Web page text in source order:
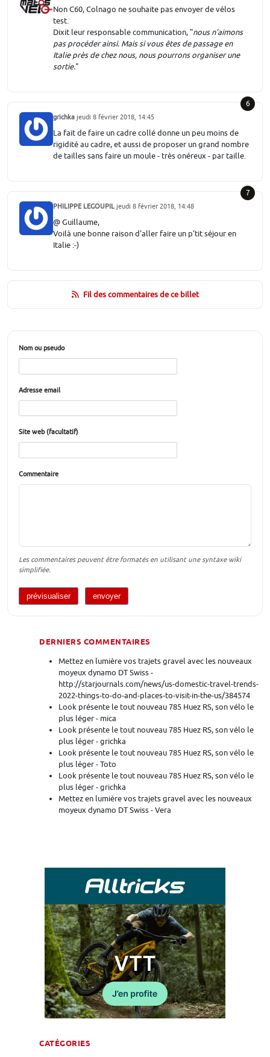
Non C60, Colnago ne souhaite pas envoyer de vélos
test.
Dixit leur responsable communication, "nous n'aimons
pas procéder ainsi. Mais si vous êtes de passage en
Italie près de chez nous, nous pourrons organiser une
sortie."
6
grichka jeudi 8 février 2018, 14:45
La fait de faire un cadre collé donne un peu moins de
rigidité au cadre, et aussi de proposer un grand nombre
de tailles sans faire un moule - très onéreux - par taille.
7
PHILIPPE LEGOUPIL jeudi 8 février 2018, 14:48
@ Guillaume,
Voilà une bonne raison d'aller faire un p'tit séjour en
Italie :-)
Fil des commentaires de ce billet
Nom ou pseudo
Adresse email
Site web (facultatif)
Commentaire
Les commentaires peuvent être formatés en utilisant une syntaxe wiki
simplifiée.
DERNIERS COMMENTAIRES
Mettez en lumière vos trajets gravel avec les nouveaux
moyeux dynamo DT Swiss -
http://starjournals.com/news/us-domestic-travel-trends-
2022-things-to-do-and-places-to-visit-in-the-us/384574
Look présente le tout nouveau 785 Huez RS, son vélo le
plus léger - mica
Look présente le tout nouveau 785 Huez RS, son vélo le
plus léger - grichka
Look présente le tout nouveau 785 Huez RS, son vélo le
plus léger - Toto
Look présente le tout nouveau 785 Huez RS, son vélo le
plus léger - grichka
Mettez en lumière vos trajets gravel avec les nouveaux
moyeux dynamo DT Swiss - Vera
CATÉGORIES